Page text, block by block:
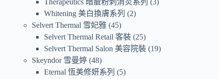
Therapeutics 暗瘡粉刺消炎系列
3
Whitening 美白換膚系列
2
Selvert Thermal 雪妃雅 45
Selvert Thermal Retail 客裝 25
Selvert Thermal Salon 美容院裝 19
Skeyndor 雪曼婷 48
Eternal 恆美修妍系列
5